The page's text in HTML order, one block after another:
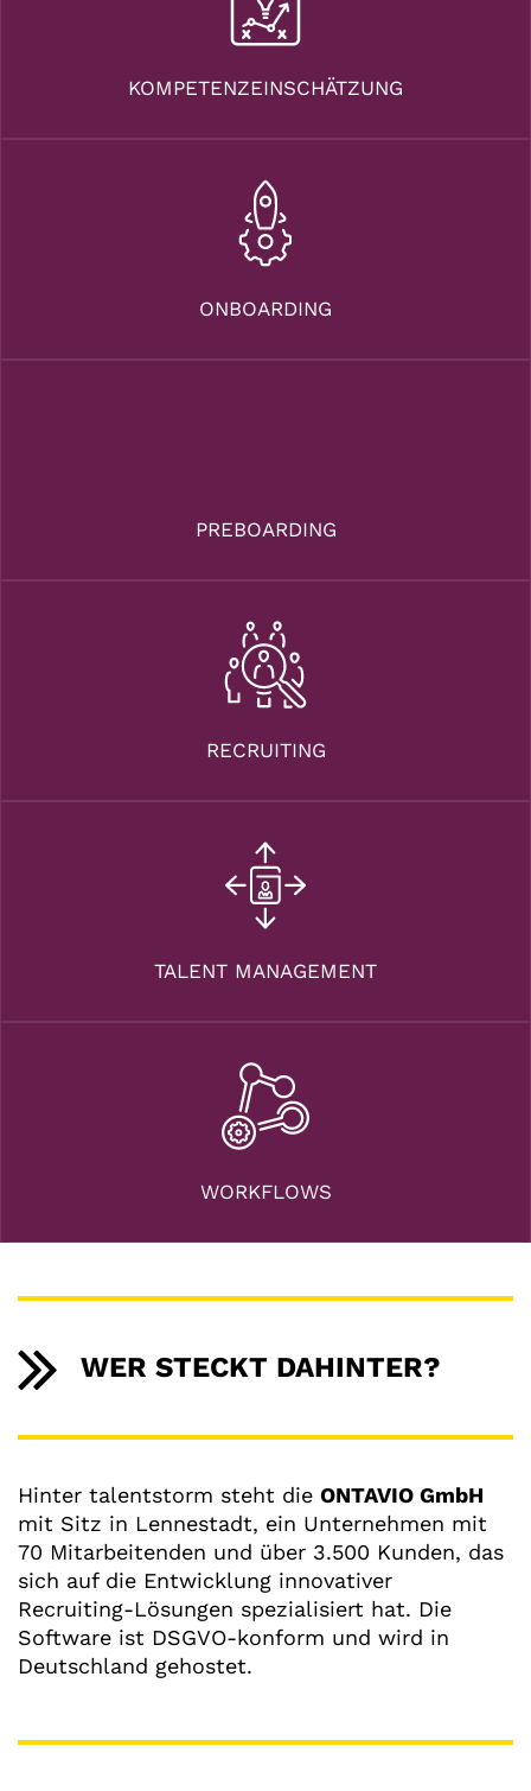
KOMPETENZEINSCHÄTZUNG
ONBOARDING
PREBOARDING
RECRUITING
TALENT MANAGEMENT
WORKFLOWS
WER STECKT DAHINTER?
Hinter talentstorm steht die ONTAVIO GmbH
mit Sitz in Lennestadt, ein Unternehmen mit
70 Mitarbeitenden und über 3.500 Kunden, das
sich auf die Entwicklung innovativer
Recruiting-Lösungen spezialisiert hat. Die
Software ist DSGVO-konform und wird in
Deutschland gehostet.